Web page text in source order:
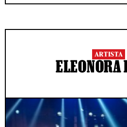
ARTISTA
ELEONORA